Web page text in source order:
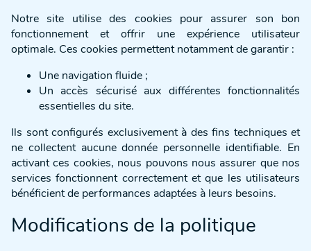
Notre site utilise des cookies pour assurer son bon
fonctionnement et offrir une expérience utilisateur
optimale. Ces cookies permettent notamment de garantir :
Une navigation fluide ;
Un accès sécurisé aux différentes fonctionnalités
essentielles du site.
Ils sont configurés exclusivement à des fins techniques et
ne collectent aucune donnée personnelle identifiable. En
activant ces cookies, nous pouvons nous assurer que nos
services fonctionnent correctement et que les utilisateurs
bénéficient de performances adaptées à leurs besoins.
Modifications de la politique